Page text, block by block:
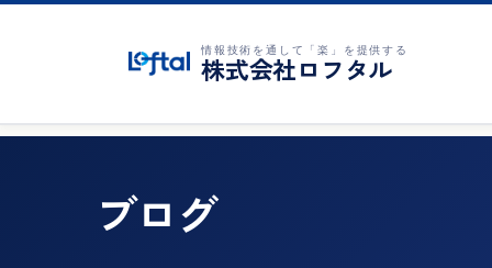
情報技術を通して「楽」を提供する
株式会社ロフタル
ブログ